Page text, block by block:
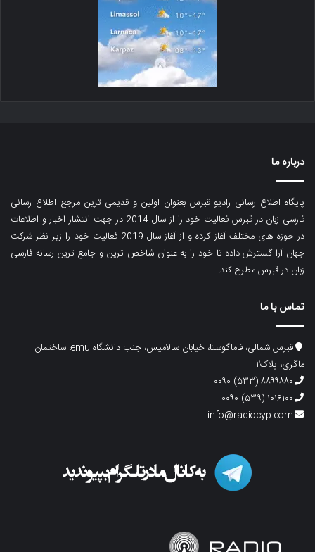
درباره ما
پایگاه اطلاع رسانی رادیو قبرس بعنوان اولین و قدیمی ترین مرجع اطلاع رسانی
فارسی زبان در قبرس فعالیت خود را از سال 2014 در جهت انتشار اخبار و اطلاعات
در حوزه های مختلف آغاز کرده و از آغاز سال 2019 فعالیت خود را زیر نظر شرکت
جهان آرا گسترش داده تا خود را به عنوان شاخص ترین و جامع ترین رسانه فارسی
زبان در قبرس مطرح کند.
تماس با ما
قبرس شمالی، فاماگوستا، خیابان سالامیس، جنب دانشگاه emu، ساختمان
ماگری، پلاک۲
۸۸۹۹۸۸۰ (۵۳۳) ۰۰۹۰
۱۰۱۶۱۰۰ (۵۳۹) ۰۰۹۰
info@radiocyp.com